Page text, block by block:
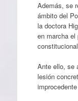
Además, se
ámbito del
la doctora
en marcha el
Ante ello, se
lesión